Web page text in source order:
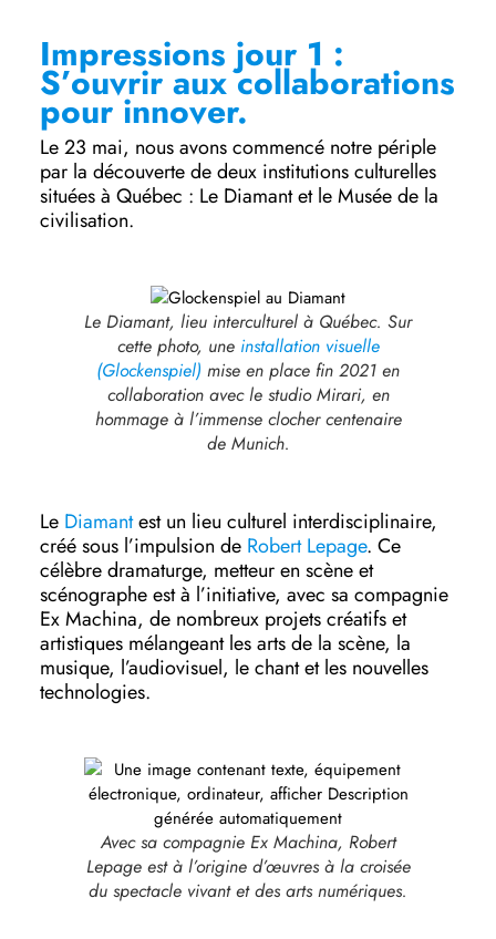
Impressions jour 1 :
S’ouvrir aux collaborations
pour innover.
Le 23 mai, nous avons commencé notre périple
par la découverte de deux institutions culturelles
situées à Québec : Le Diamant et le Musée de la
civilisation.
Le Diamant, lieu interculturel à Québec. Sur
cette photo, une installation visuelle
(Glockenspiel) mise en place fin 2021 en
collaboration avec le studio Mirari, en
hommage à l’immense clocher centenaire
de Munich.
Le Diamantest un lieu culturel interdisciplinaire,
créé sous l’impulsion de Robert Lepage. Ce
célèbre dramaturge, metteur en scène et
scénographe est à l’initiative, avec sa compagnie
Ex Machina, de nombreux projets créatifs et
artistiques mélangeant les arts de la scène, la
musique, l’audiovisuel, le chant et les nouvelles
technologies.
Avec sa compagnie Ex Machina, Robert
Lepage est à l’origine d’œuvres à la croisée
du spectacle vivant et des arts numériques.